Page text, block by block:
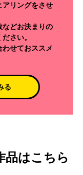
アリングをさせ
などお決まりの
さい。
せておススメ
る
品はこちら